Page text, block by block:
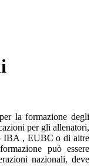
la formazione degli
per gli allenatori,
IBA , EUBC o di altre
può essere
nazionali, deve